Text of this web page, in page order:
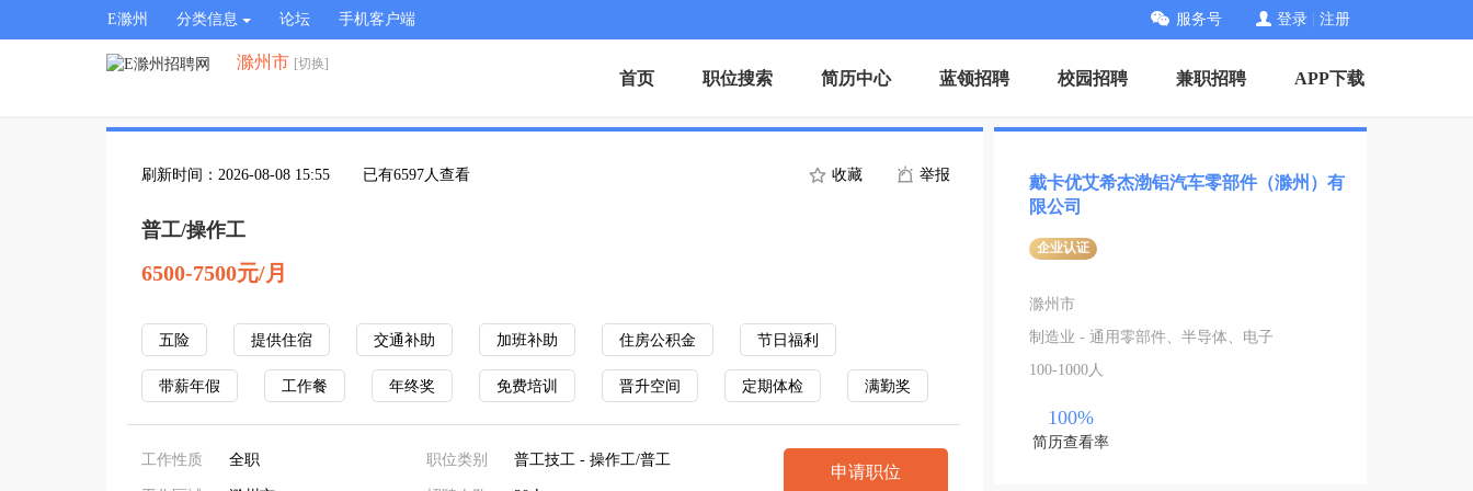
E滁州 分类信息 论坛 手机客户端 服务号 登录 注册
滁州市 [切换]
首页 职位搜索 简历中心 蓝领招聘 校园招聘 兼职招聘 APP下载
刷新时间：2026-08-08 15:55 已有6597人查看 收藏 举报
普工/操作工
6500-7500元/月
五险 提供住宿 交通补助 加班补助 住房公积金 节日福利
带薪年假 工作餐 年终奖 免费培训 晋升空间 定期体检 满勤奖
工作性质 全职 职位类别 普工技工 - 操作工/普工
申请职位
戴卡优艾希杰渤铝汽车零部件（滁州）有
限公司
企业认证
滁州市
制造业 - 通用零部件、半导体、电子
100-1000人
100%
简历查看率